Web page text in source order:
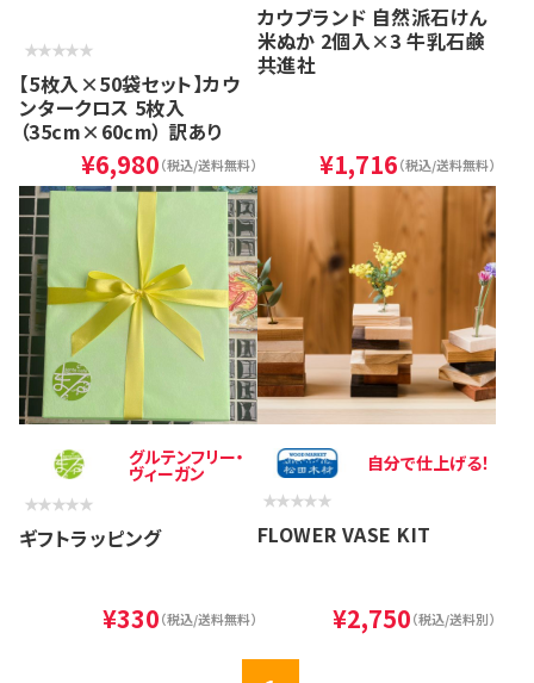
【5枚入×50袋セット】カウ
ンタークロス 5枚入
（35cm×60cm） 訳あり
¥6,980（税込/送料無料）
カウブランド 自然派石けん
米ぬか 2個入×3 牛乳石鹸
共進社
¥1,716（税込/送料無料）
グルテンフリー・
ヴィーガン
ギフトラッピング
¥330（税込/送料無料）
自分で仕上げる！
FLOWER VASE KIT
¥2,750（税込/送料別）